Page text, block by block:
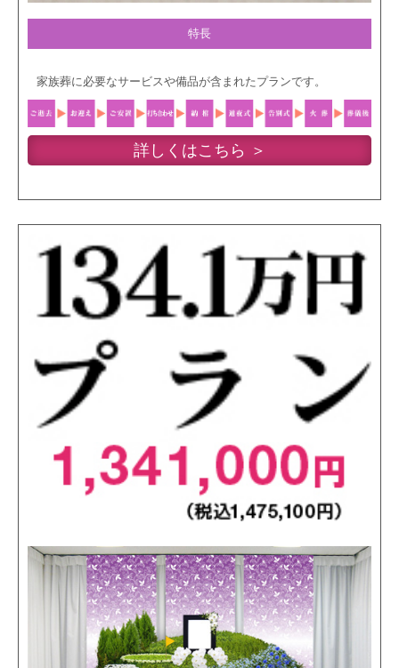
特長
家族葬に必要なサービスや備品が含まれたプランです。
詳しくはこちら ＞